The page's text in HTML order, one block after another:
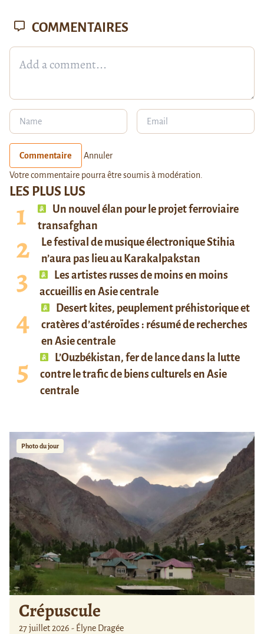
LES PLUS LUS
Un nouvel élan pour le projet ferroviaire
transafghan
Le festival de musique électronique Stihia
n’aura pas lieu au Karakalpakstan
Les artistes russes de moins en moins
accueillis en Asie centrale
Desert kites, peuplement préhistorique et
cratères d’astéroïdes : résumé de recherches
en Asie centrale
L’Ouzbékistan, fer de lance dans la lutte
contre le trafic de biens culturels en Asie
centrale
Photo du jour
Crépuscule
27 juillet 2026 - Élyne Dragée
COMMENTAIRES
Commentaire Annuler
Votre commentaire pourra être soumis à modération.